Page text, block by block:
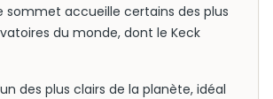
sommet accueille certains des plus
du monde, dont le Keck
des plus clairs de la planète, idéal